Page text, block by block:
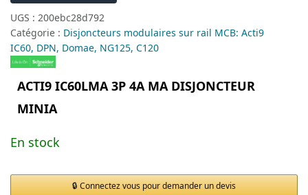
UGS : 200ebc28d792
Catégorie : Disjoncteurs modulaires sur rail MCB: Acti9
IC60, DPN, Domae, NG125, C120
ACTI9 IC60LMA 3P 4A MA DISJONCTEUR
MINIA
En stock
Connectez vous pour demander un devis